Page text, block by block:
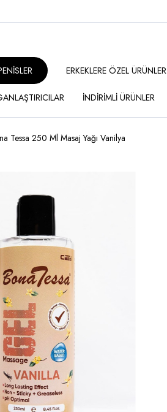
ERKEKLERE ÖZEL ÜRÜNLER
İNDİRİMLİ ÜRÜNLER
Tessa 250 Ml Masaj Yağı Vanilya